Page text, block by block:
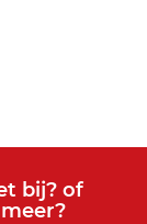
bij? of